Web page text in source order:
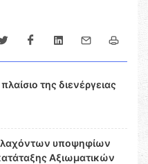
της διενέργειας
υποψηφίων
Αξιωματικών